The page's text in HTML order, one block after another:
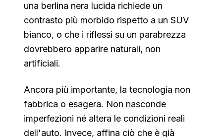
una berlina nera lucida richiede un
contrasto più morbido rispetto a un SUV
bianco, o che i riflessi su un parabrezza
dovrebbero apparire naturali, non
artificiali.
Ancora più importante, la tecnologia non
fabbrica o esagera. Non nasconde
imperfezioni né altera le condizioni reali
dell'auto. Invece, affina ciò che è già